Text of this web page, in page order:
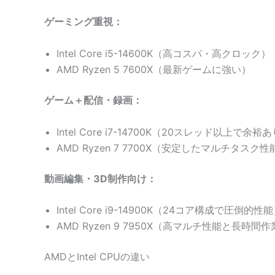
ゲーミング重視：
Intel Core i5-14600K（高コスパ・高クロック）
AMD Ryzen 5 7600X（最新ゲームに強い）
ゲーム＋配信・録画：
Intel Core i7-14700K（20スレッド以上で余裕あ
AMD Ryzen 7 7700X（安定したマルチタスク性
動画編集・3D制作向け：
Intel Core i9-14900K（24コア構成で圧倒的性能
AMD Ryzen 9 7950X（高マルチ性能と長時間作
AMDとIntel CPUの違い